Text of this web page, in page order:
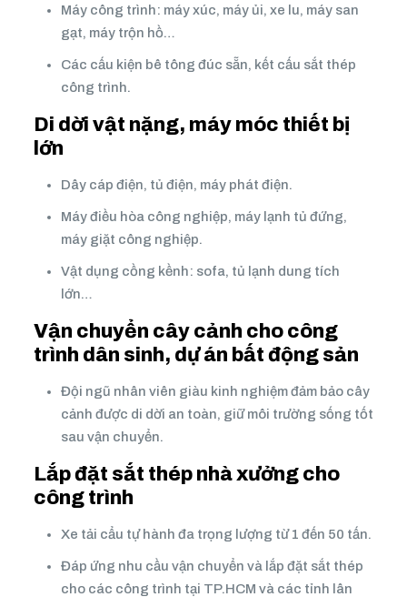
Máy công trình: máy xúc, máy ủi, xe lu, máy san
gạt, máy trộn hồ…
Các cấu kiện bê tông đúc sẵn, kết cấu sắt thép
công trình.
Di dời vật nặng, máy móc thiết bị
lớn
Dây cáp điện, tủ điện, máy phát điện.
Máy điều hòa công nghiệp, máy lạnh tủ đứng,
máy giặt công nghiệp.
Vật dụng cồng kềnh: sofa, tủ lạnh dung tích
lớn…
Vận chuyển cây cảnh cho công
trình dân sinh, dự án bất động sản
Đội ngũ nhân viên giàu kinh nghiệm đảm bảo cây
cảnh được di dời an toàn, giữ môi trường sống tốt
sau vận chuyển.
Lắp đặt sắt thép nhà xưởng cho
công trình
Xe tải cẩu tự hành đa trọng lượng từ 1 đến 50 tấn.
Đáp ứng nhu cầu vận chuyển và lắp đặt sắt thép
cho các công trình tại TP.HCM và các tỉnh lân